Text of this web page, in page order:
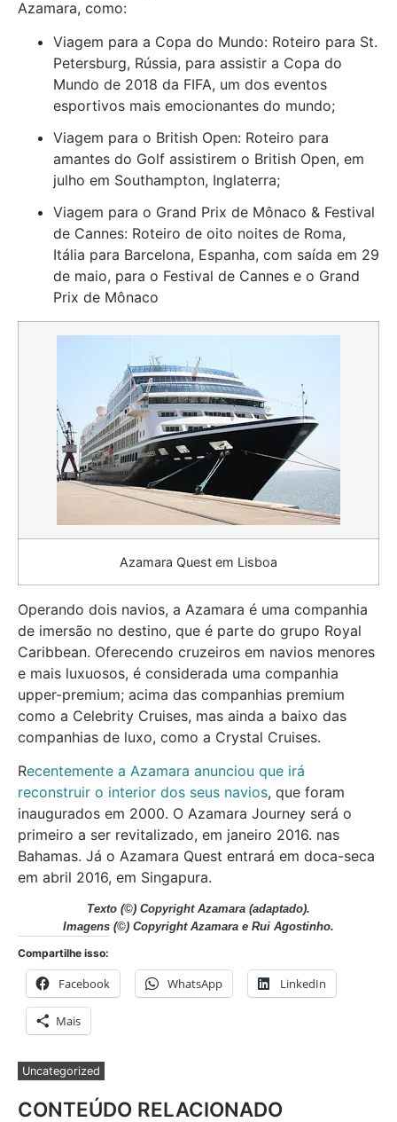
Azamara, como:
Viagem para a Copa do Mundo: Roteiro para St.
Petersburg, Rússia, para assistir a Copa do
Mundo de 2018 da FIFA, um dos eventos
esportivos mais emocionantes do mundo;
Viagem para o British Open: Roteiro para
amantes do Golf assistirem o British Open, em
julho em Southampton, Inglaterra;
Viagem para o Grand Prix de Mônaco & Festival
de Cannes: Roteiro de oito noites de Roma,
Itália para Barcelona, Espanha, com saída em 29
de maio, para o Festival de Cannes e o Grand
Prix de Mônaco
Azamara Quest em Lisboa
Operando dois navios, a Azamara é uma companhia
de imersão no destino, que é parte do grupo Royal
Caribbean. Oferecendo cruzeiros em navios menores
e mais luxuosos, é considerada uma companhia
upper-premium; acima das companhias premium
como a Celebrity Cruises, mas ainda a baixo das
companhias de luxo, como a Crystal Cruises.
Recentemente a Azamara anunciou que irá
reconstruir o interior dos seus navios, que foram
inaugurados em 2000. O Azamara Journey será o
primeiro a ser revitalizado, em janeiro 2016. nas
Bahamas. Já o Azamara Quest entrará em doca-seca
em abril 2016, em Singapura.
Texto (©) Copyright Azamara (adaptado).
Imagens (©) Copyright Azamara e Rui Agostinho.
Compartilhe isso:
Facebook WhatsApp LinkedIn
Mais
Uncategorized
CONTEÚDO RELACIONADO